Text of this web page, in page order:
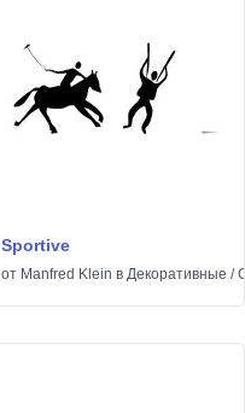
Sportive
от Manfred Klein в Декоративные /